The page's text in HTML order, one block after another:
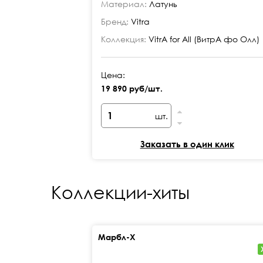
Материал: Латунь
Бренд: Vitra
Коллекция: VitrA for All (ВитрА фо Олл)
Цена:
19 890 руб/шт.
шт.
Заказать в один клик
Коллекции-хиты
Марбл-Х